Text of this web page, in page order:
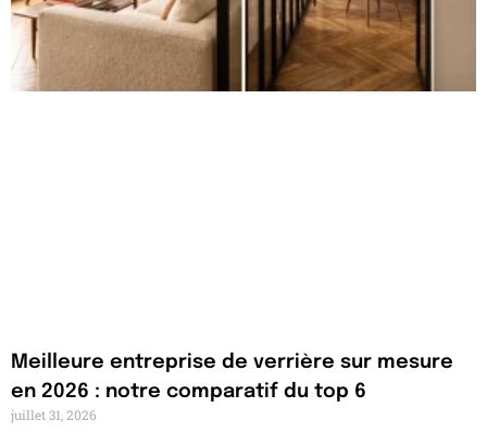
Meilleure entreprise de verrière sur mesure
en 2026 : notre comparatif du top 6
juillet 31, 2026